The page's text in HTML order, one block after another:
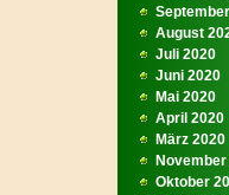
August
Juli 2020
Juni 2020
Mai 2020
April 2020
März 2020
Oktober